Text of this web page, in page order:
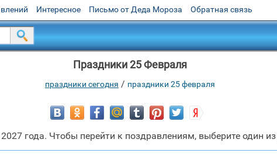
Интересное Письмо от Деда Мороза Обратная связь
Праздники 25 Февраля
праздники сегодня / праздники 25 февраля
года. Чтобы перейти к поздравлениям, выберите один